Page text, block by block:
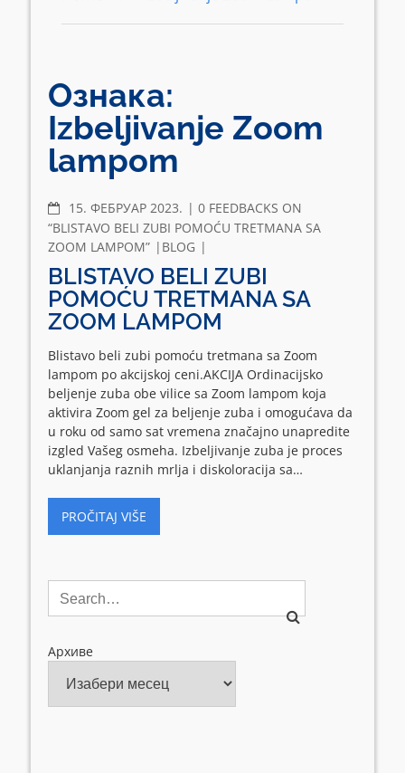
Ознака:
Izbeljivanje Zoom
lampom
15. ФЕБРУАР 2023. COMMENTS
0 FEEDBACKS ON
“BLISTAVO BELI ZUBI POMOĆU TRETMANA SA
ZOOM LAMPOM”
BLOG
BLISTAVO BELI ZUBI
POMOĆU TRETMANA SA
ZOOM LAMPOM
Blistavo beli zubi pomoću tretmana sa Zoom
lampom po akcijskoj ceni.AKCIJA Ordinacijsko
beljenje zuba obe vilice sa Zoom lampom koja
aktivira Zoom gel za beljenje zuba i omogućava da
u roku od samo sat vremena značajno unapredite
izgled Vašeg osmeha. Izbeljivanje zuba je proces
uklanjanja raznih mrlja i diskoloracija sa…
PROČITAJ VIŠE
Архиве